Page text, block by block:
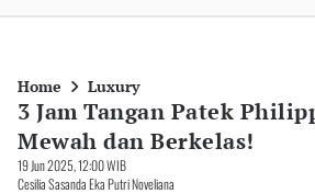
Home Luxury
3 Jam Tangan Patek
Mewah dan Berkelas!
19 Jun 2025, 12:00 WIB
Cesilia Sasanda Eka Putri Noveliana